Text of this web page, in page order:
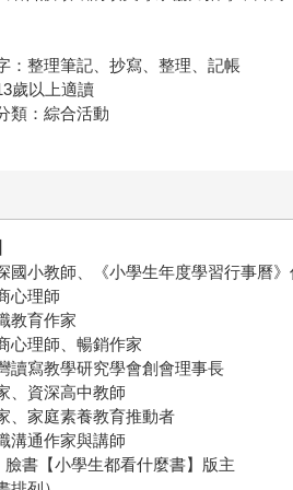
：整理筆記、抄寫、整理、記帳
歲以上適讀
類：綜合活動
國小教師、《小學生年度學習行事曆
心理師
教育作家
心理師、暢銷作家
讀寫教學研究學會創會理事長
、資深高中教師
、家庭素養教育推動者
溝通作家與講師
臉書【小學生都看什麼書】版主